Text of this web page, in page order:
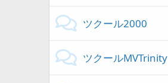
ツクール2000
ツクールMVTrinity